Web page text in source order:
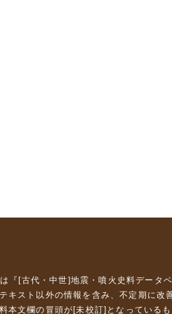
『 [古代・中世]地震・噴火史料データ
キスト以外の情報を含み、不定期に改
本文欄の冒頭が[未校訂]となっている